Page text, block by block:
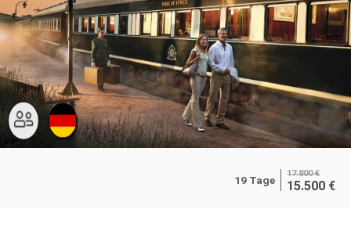
19 Tage
17.800 €
15.500 €